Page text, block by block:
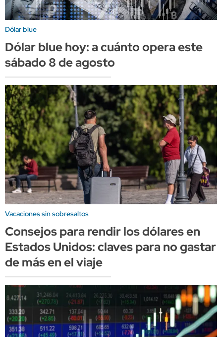
Dólar blue
Dólar blue hoy: a cuánto opera este
sábado 8 de agosto
Vacaciones sin sobresaltos
Consejos para rendir los dólares en
Estados Unidos: claves para no gastar
de más en el viaje